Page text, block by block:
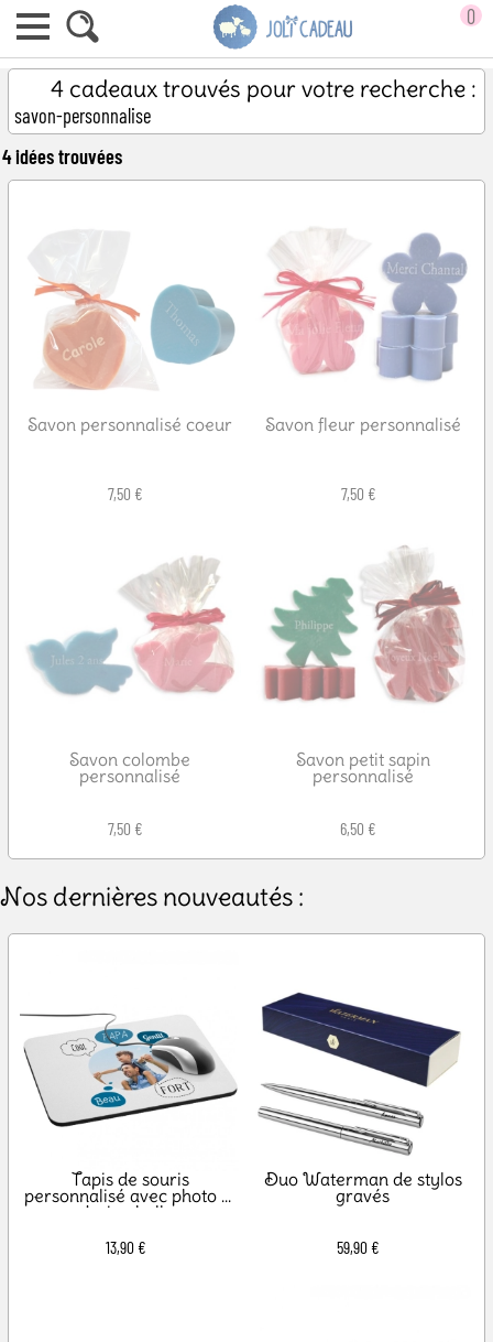
0
4 cadeaux trouvés pour votre recherche :
savon-personnalise
4 idées trouvées
Savon personnalisé coeur
7,50 €
Savon fleur personnalisé
7,50 €
Savon colombe
personnalisé
7,50 €
Savon petit sapin
personnalisé
6,50 €
Nos dernières nouveautés :
Tapis de souris
personnalisé avec photo et
design bulles
13,90 €
Duo Waterman de stylos
gravés
59,90 €